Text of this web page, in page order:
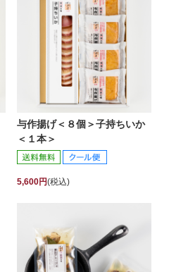
与作揚げ＜８個＞子持ちいか
＜１本＞
5,600円(税込)